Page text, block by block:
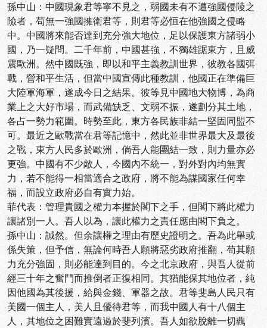
孫中山：中國現象君等寧不見之，弱國未有不遭強國侵陵之
險者，苟無一強國擁衛君等，則君等必恒在他強國之侵略
中。中國將來能否達到充分強大地位，足以保護東方諸弱小
國，乃一疑問。二千年前，中國甚強，不獨雄踞東方，且威
震歐洲。然中國既強，即以和平主義教訓世界，彼教各國弭
戰，營和平生活，但當中國宣傳此種教訓，他國正在準備巨
大陸軍海軍，遂成今日之結果。彼等見中國地大物博，為商
業上之大好市場，而武備缺乏、文弱不振，遂劃分其土地，
各占一勢力範圍。時勢至此，東方各民族非結一堅固同盟不
可。最近之歐戰當在君等記憶中，然此並非世界最大及最後
之戰，東方人民多於歐洲，倘吾人能團結一致，則力量亦必
更強。中國有不少敵人，今國內不統一，對外對內均無實
力，若不能得一相當適合之政府，將不能為謀國家任何幸
福，而設立政府必自有實力始。
菲代表：管理貴國之權力本握於閣下之手，但閣下將此權力
讓諸別一人。吾人以為，讓此權力之責任應由閣下負之。
孫中山：誠然。但余讓權之理由有歷史證明之。吾為此舉或
係失策，但予信，無論何時吾人願將惡劣政府推翻，苟其願
力充分強固，則必能達到目的。今之北京政府，與吾人從前
經三十年之奮鬥而推倒者正復相同。其猶能保其地位者，純
因他國為其後援，給與金錢、軍器之故。君等斐島人民只有
美國一個主人，美人且優待君等，而我中國人有十八個主
人，其地位之困難實遠過於斐列濱。吾人如欲脫離一切覊